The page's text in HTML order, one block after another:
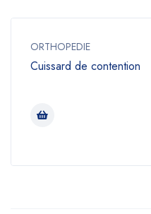
ORTHOPEDIE
Cuissard de contention